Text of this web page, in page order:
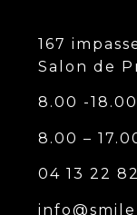
167
Salon de
8.00 -
8.00 –
04 13 22